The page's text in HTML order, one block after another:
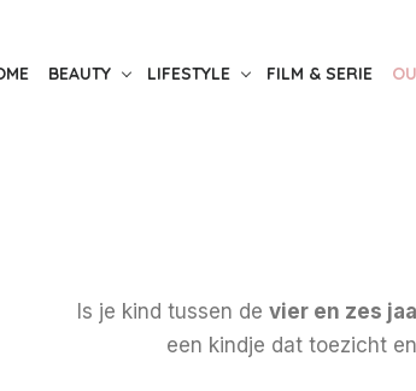
BEAUTY LIFESTYLE FILM & SERIE
Is je kind tussen de vier en zes
een kindje dat toezicht